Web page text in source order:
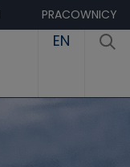
PRACOWNICY
EN